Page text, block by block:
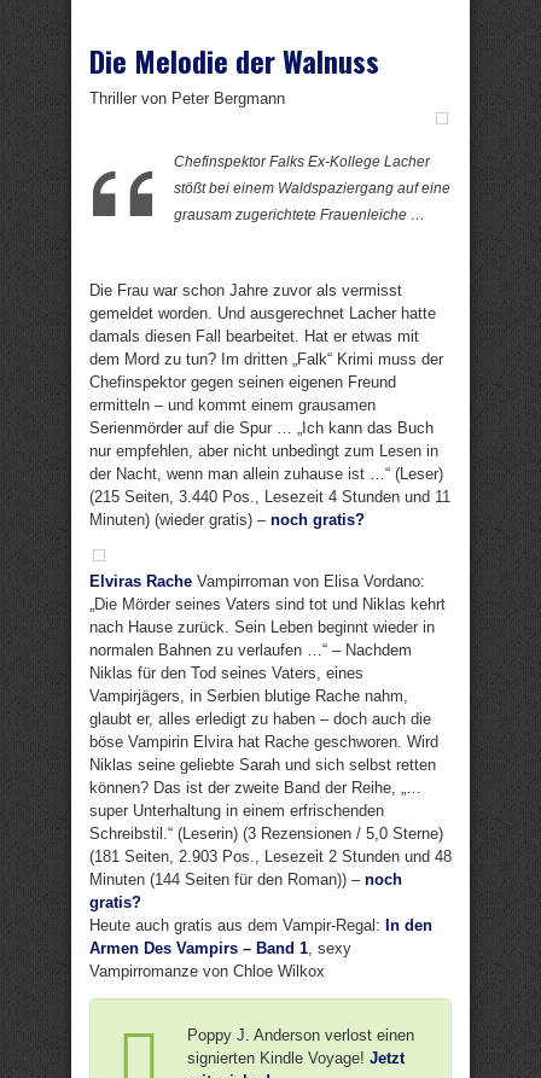
Die Melodie der Walnuss
Thriller von Peter Bergmann
Chefinspektor Falks Ex-Kollege Lacher
stößt bei einem Waldspaziergang auf eine
grausam zugerichtete Frauenleiche …
Die Frau war schon Jahre zuvor als vermisst
gemeldet worden. Und ausgerechnet Lacher hatte
damals diesen Fall bearbeitet. Hat er etwas mit
dem Mord zu tun? Im dritten „Falk“ Krimi muss der
Chefinspektor gegen seinen eigenen Freund
ermitteln – und kommt einem grausamen
Serienmörder auf die Spur … „Ich kann das Buch
nur empfehlen, aber nicht unbedingt zum Lesen in
der Nacht, wenn man allein zuhause ist …“ (Leser)
(215 Seiten, 3.440 Pos., Lesezeit 4 Stunden und 11
Minuten) (wieder gratis) – noch gratis?
Elviras Rache Vampirroman von Elisa Vordano:
„Die Mörder seines Vaters sind tot und Niklas kehrt
nach Hause zurück. Sein Leben beginnt wieder in
normalen Bahnen zu verlaufen …“ – Nachdem
Niklas für den Tod seines Vaters, eines
Vampirjägers, in Serbien blutige Rache nahm,
glaubt er, alles erledigt zu haben – doch auch die
böse Vampirin Elvira hat Rache geschworen. Wird
Niklas seine geliebte Sarah und sich selbst retten
können? Das ist der zweite Band der Reihe, „…
super Unterhaltung in einem erfrischenden
Schreibstil.“ (Leserin) (3 Rezensionen / 5,0 Sterne)
(181 Seiten, 2.903 Pos., Lesezeit 2 Stunden und 48
Minuten (144 Seiten für den Roman)) – noch
gratis?
Heute auch gratis aus dem Vampir-Regal: In den
Armen Des Vampirs – Band 1 , sexy
Vampirromanze von Chloe Wilkox
Poppy J. Anderson verlost einen
signierten Kindle Voyage! Jetzt